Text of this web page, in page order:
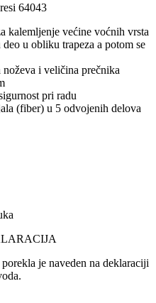
64043
kalemljenje većine voćnih vrsta
u obliku trapeza a potom se
i veličina prečnika
pri radu
(fiber) u 5 odvojenih delova
je naveden na deklaraciji